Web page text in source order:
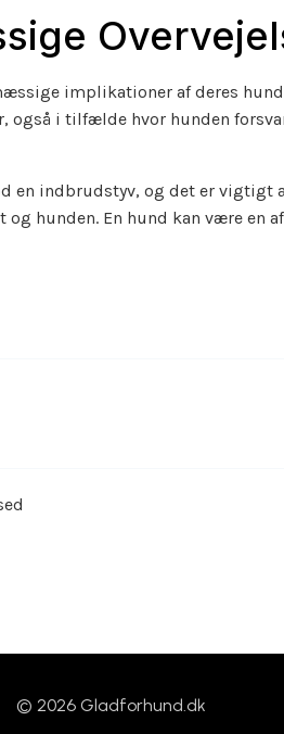
implikationer af deres
også i tilfælde hvor hunden
en indbrudstyv, og det er vigtigt
hunden. En hund kan være en
© 2026 Gladforhund.dk